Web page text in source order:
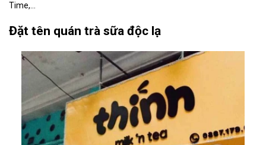
Time,...
Đặt tên quán trà sữa độc lạ